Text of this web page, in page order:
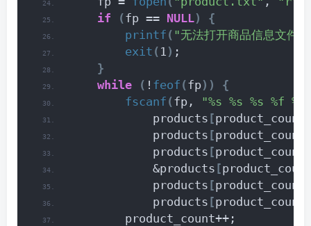
if
(fp == NULL)
{
printf ( "无法打开商品信息文件
exit ( 1 ) ;
}
while
( ! feof (fp))
{
fscanf (fp, "%s %s %s %f %s
            products
[product_count
            products
[product_count
            products
[product_count
            &products
[
            products
[product_count
            products
[product_count
        product_count++;